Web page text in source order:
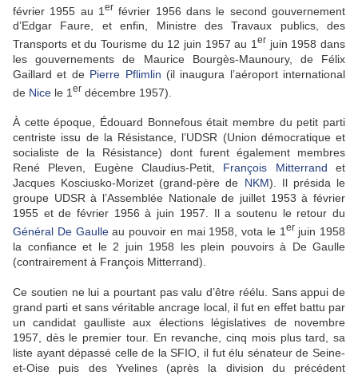
février 1955 au 1 er février 1956 dans le second gouvernement
d’Edgar Faure, et enfin, Ministre des Travaux publics, des
Transports et du Tourisme du 12 juin 1957 au 1 er juin 1958 dans
les gouvernements de Maurice Bourgès-Maunoury, de Félix
Gaillard et de Pierre Pflimlin (il inaugura l’aéroport international
de Nice le 1 er décembre 1957).
À cette époque, Édouard Bonnefous était membre du petit parti
centriste issu de la Résistance, l’UDSR (Union démocratique et
socialiste de la Résistance) dont furent également membres
René Pleven, Eugène Claudius-Petit, François Mitterrand et
Jacques Kosciusko-Morizet (grand-père de NKM). Il présida le
groupe UDSR à l’Assemblée Nationale de juillet 1953 à février
1955 et de février 1956 à juin 1957. Il a soutenu le retour du
Général De Gaulleau pouvoir en mai 1958, vota le 1 er juin 1958
la confiance et le 2 juin 1958 les plein pouvoirs à De Gaulle
(contrairement à François Mitterrand).
Ce soutien ne lui a pourtant pas valu d’être réélu. Sans appui de
grand parti et sans véritable ancrage local, il fut en effet battu par
un candidat gaulliste aux élections législatives de novembre
1957, dès le premier tour. En revanche, cinq mois plus tard, sa
liste ayant dépassé celle de la SFIO, il fut élu sénateur de Seine-
et-Oise puis des Yvelines (après la division du précédent